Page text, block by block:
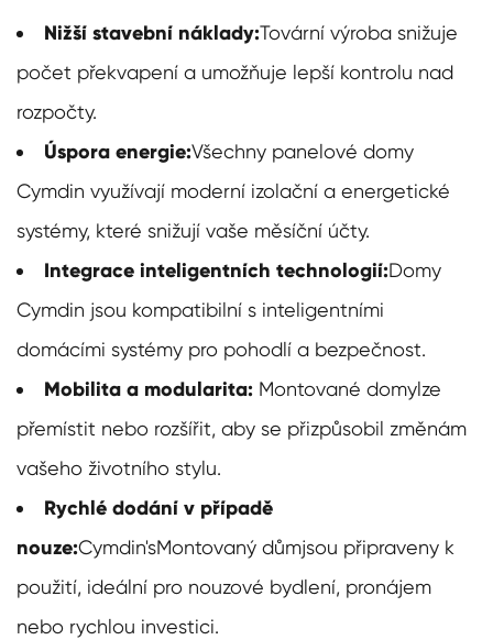
Nižší stavební náklady:Tovární výroba snižuje
počet překvapení a umožňuje lepší kontrolu nad
rozpočty.
Úspora energie:Všechny panelové domy
Cymdin využívají moderní izolační a energetické
systémy, které snižují vaše měsíční účty.
Integrace inteligentních technologií:Domy
Cymdin jsou kompatibilní s inteligentními
domácími systémy pro pohodlí a bezpečnost.
Mobilita a modularita: Montované domylze
přemístit nebo rozšířit, aby se přizpůsobil změnám
vašeho životního stylu.
Rychlé dodání v případě
nouze:Cymdin'sMontovaný důmjsou připraveny k
použití, ideální pro nouzové bydlení, pronájem
nebo rychlou investici.